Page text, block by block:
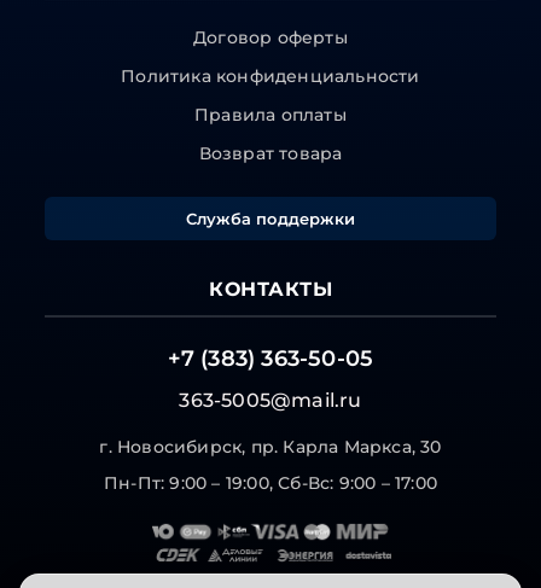
Договор оферты
Политика конфиденциальности
Правила оплаты
Возврат товара
Служба поддержки
КОНТАКТЫ
+7 (383) 363-50-05
363-5005@mail.ru
г. Новосибирск, пр. Карла Маркса, 30
Пн-Пт: 9:00 – 19:00, Сб-Вс: 9:00 – 17:00